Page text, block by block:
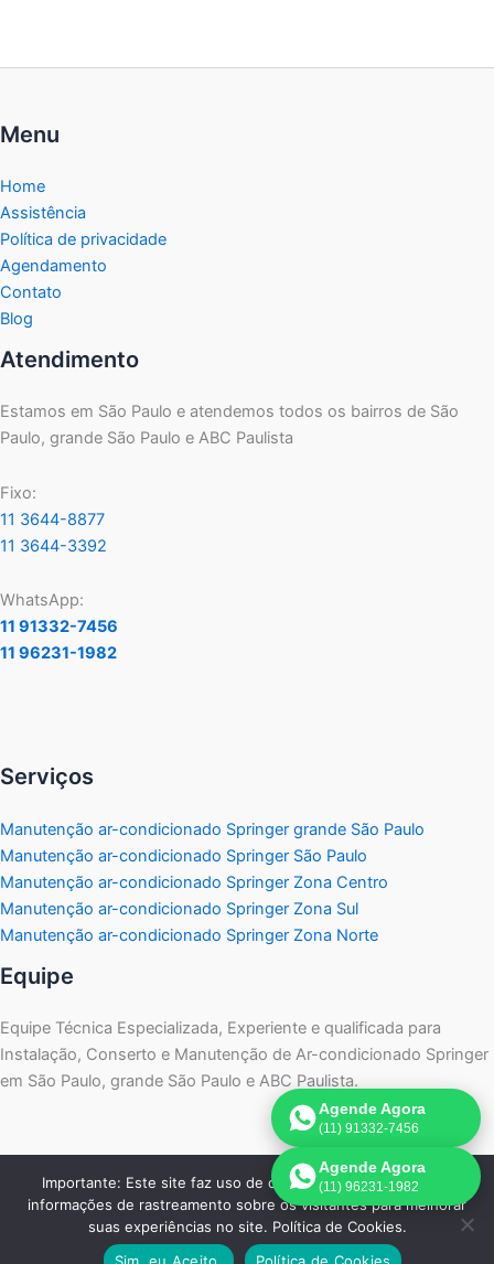
Menu
Home
Assistência
Política de privacidade
Agendamento
Contato
Blog
Atendimento
Estamos em São Paulo e atendemos todos os bairros de São
Paulo, grande São Paulo e ABC Paulista
Fixo:
11 3644-8877
11 3644-3392
WhatsApp:
11 91332-7456
11 96231-1982
Serviços
Manutenção ar-condicionado Springer grande São Paulo
Manutenção ar-condicionado Springer São Paulo
Manutenção ar-condicionado Springer Zona Centro
Manutenção ar-condicionado Springer Zona Sul
Manutenção ar-condicionado Springer Zona Norte
Equipe
Equipe Técnica Especializada, Experiente e qualificada para
Instalação, Conserto e Manutenção de Ar-condicionado Springer
em São Paulo, grande São Paulo e ABC Paulista.
Copyright © 2026 Springer Assistência | Agende pelo
WhatsApp:11 91332-7456
Agende Agora
(11) 91332-7456
Agende Agora
(11) 96231-1982
Importante: Este site faz uso de cookies que podem conter
informações de rastreamento sobre os visitantes para melhorar
suas experiências no site. Política de Cookies.
Sim, eu Aceito.
Política de Cookies